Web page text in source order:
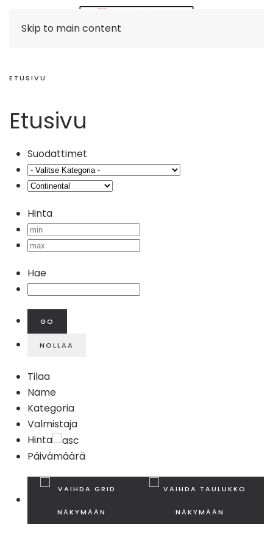
Skip to main content
ETUSIVU
Etusivu
Suodattimet
Hinta
Hae
Tilaa
Name
Kategoria
Valmistaja
Hinta
Päivämäärä